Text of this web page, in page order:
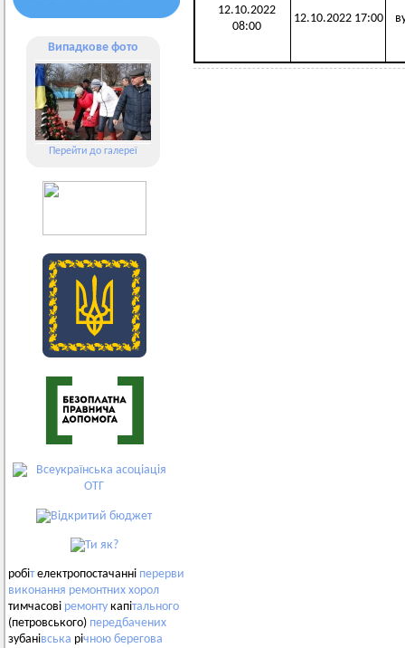
Випадкове фото
Перейти до галереї
робітелектропостачанні перерви
виконання ремонтних хорол
тимчасові ремонту капітального
(петровського) передбачених
зубанівська річною берегова
12.10.2022
08:00
12.10.2022 17:00